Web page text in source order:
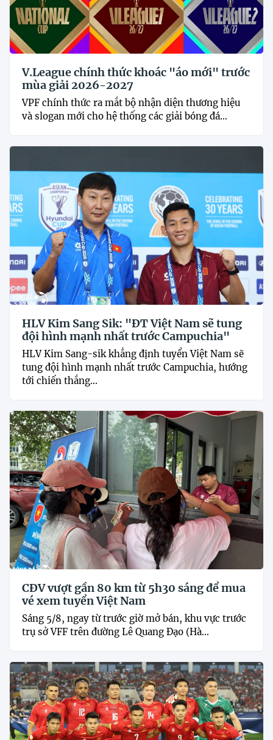
V.League chính thức khoác "áo mới" trước
mùa giải 2026-2027
VPF chính thức ra mắt bộ nhận diện thương hiệu
và slogan mới cho hệ thống các giải bóng đá...
HLV Kim Sang Sik: "ĐT Việt Nam sẽ tung
đội hình mạnh nhất trước Campuchia"
HLV Kim Sang-sik khẳng định tuyển Việt Nam sẽ
tung đội hình mạnh nhất trước Campuchia, hướng
tới chiến thắng...
CĐV vượt gần 80 km từ 5h30 sáng để mua
vé xem tuyển Việt Nam
Sáng 5/8, ngay từ trước giờ mở bán, khu vực trước
trụ sở VFF trên đường Lê Quang Đạo (Hà...